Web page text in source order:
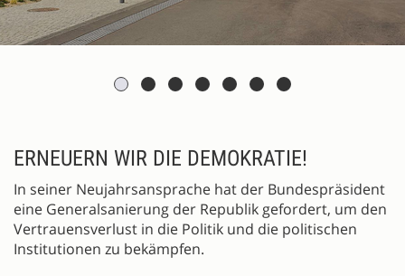
BESCHREIBUNG
ERNEUERN WIR DIE DEMOKRATIE!
In seiner Neujahrsansprache hat der Bundespräsident
eine Generalsanierung der Republik gefordert, um den
Vertrauensverlust in die Politik und die politischen
Institutionen zu bekämpfen.